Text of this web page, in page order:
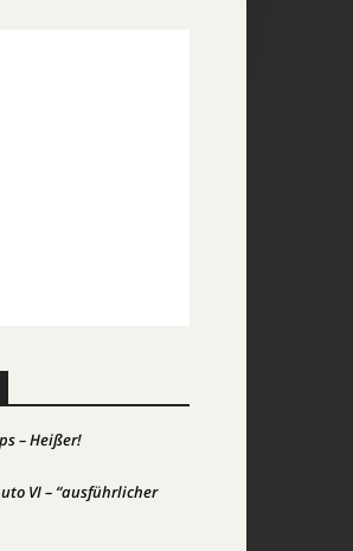
– Heißer!
VI – “ausführlicher